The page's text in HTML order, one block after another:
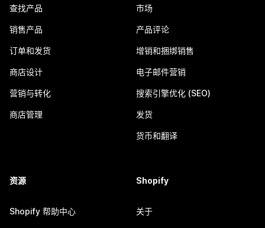
查找产品
销售产品
订单和发货
商店设计
营销与转化
商店管理
市场
产品评论
增销和捆绑销售
电子邮件营销
搜索引擎优化 (SEO)
发货
货币和翻译
资源
Shopify 帮助中心
Shopify
关于